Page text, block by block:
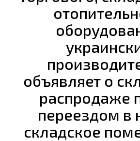
объявляет о
распродаже
переездом в
складское